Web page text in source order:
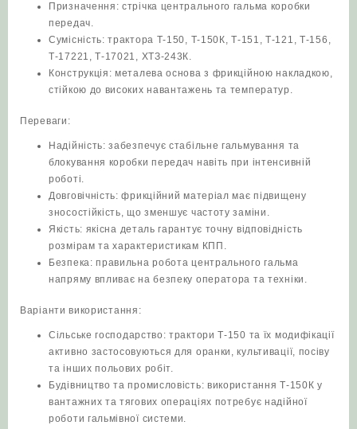
Призначення: стрічка центрального гальма коробки
передач.
Сумісність: трактора Т-150, Т-150К, Т-151, Т-121, Т-156,
Т-17221, Т-17021, ХТЗ-243К.
Конструкція: металева основа з фрикційною накладкою,
стійкою до високих навантажень та температур.
Переваги:
Надійність: забезпечує стабільне гальмування та
блокування коробки передач навіть при інтенсивній
роботі.
Довговічність: фрикційний матеріал має підвищену
зносостійкість, що зменшує частоту заміни.
Якість: якісна деталь гарантує точну відповідність
розмірам та характеристикам КПП.
Безпека: правильна робота центрального гальма
напряму впливає на безпеку оператора та техніки.
Варіанти використання:
Сільське господарство: трактори Т-150 та їх модифікації
активно застосовуються для оранки, культивації, посіву
та інших польових робіт.
Будівництво та промисловість: використання Т-150К у
вантажних та тягових операціях потребує надійної
роботи гальмівної системи.